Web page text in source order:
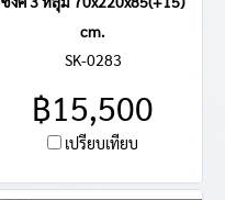
cm.
SK-0283
฿15,500
เปรียบเทียบ